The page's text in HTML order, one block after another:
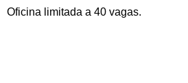
Oficina limitada a 40 vagas.